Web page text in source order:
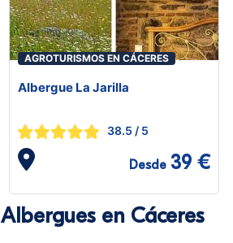
AGROTURISMOS EN CÁCERES
Albergue La Jarilla
38.5 / 5
Desde 39 €
Albergues en Cáceres